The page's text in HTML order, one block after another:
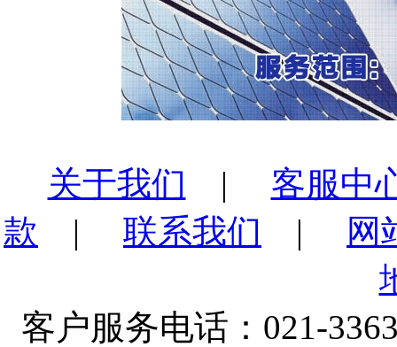
关于我们 | 客服中
款 | 联系我们 |
网
客户服务电话：021-